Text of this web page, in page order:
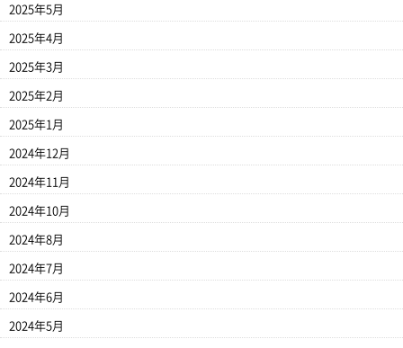
2025年5月
2025年4月
2025年3月
2025年2月
2025年1月
2024年12月
2024年11月
2024年10月
2024年8月
2024年7月
2024年6月
2024年5月